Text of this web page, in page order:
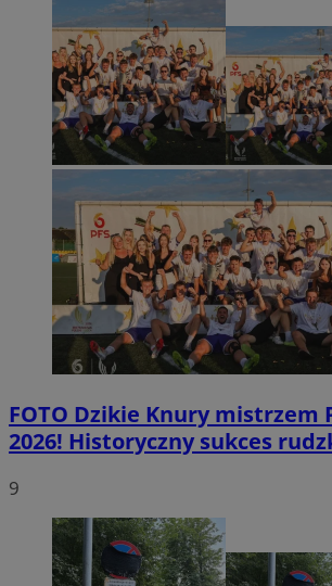
FOTO Dzikie Knury mistrzem
2026! Historyczny sukces
9